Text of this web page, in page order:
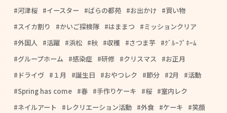
河津桜
イースター ばらの都苑 お出かけ
買い物
スイカ割り
かいご探検隊 はままつ
ミッションクリア
外国人
活躍 浜松 秋 収穫 さつま芋
ｸﾞﾙｰﾌﾟﾎｰﾑ
グループホーム
感染症 研修 クリスマス
お正月
ドライヴ
１月 誕生日 おやつレク 節分 2月
活動
Spring has come
春 手作りケーキ 桜
室内レク
ネイルアート
レクリエーション活動 外食 ケーキ
笑顔